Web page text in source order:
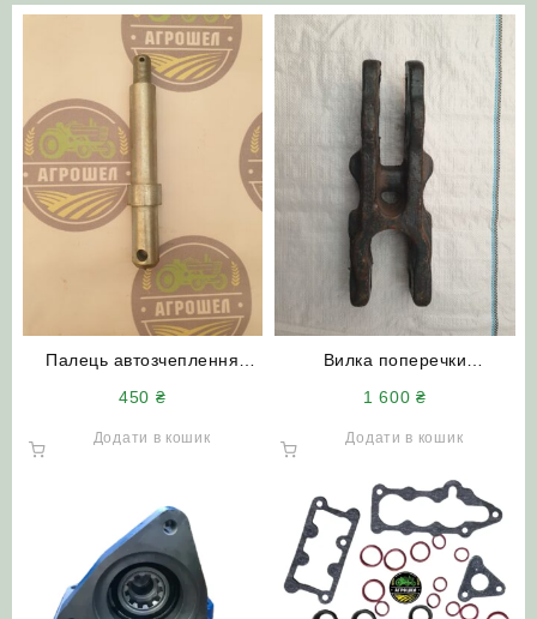
Палець автозчеплення
450 ₴
Додати в кошик
Вилка поперечки
1 600₴
Додати в кошик